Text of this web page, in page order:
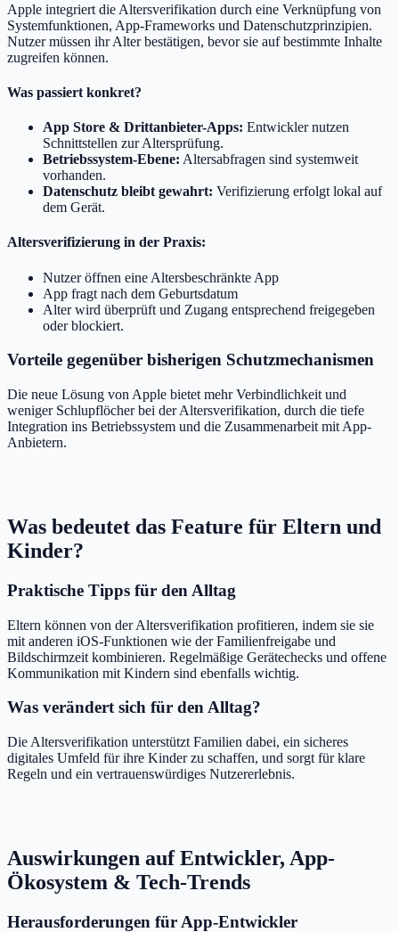
Apple integriert die Altersverifikation durch eine Verknüpfung von
Systemfunktionen, App-Frameworks und Datenschutzprinzipien.
Nutzer müssen ihr Alter bestätigen, bevor sie auf bestimmte Inhalte
zugreifen können.
Was passiert konkret?
App Store & Drittanbieter-Apps: Entwickler nutzen
Schnittstellen zur Altersprüfung.
Betriebssystem-Ebene: Altersabfragen sind systemweit
vorhanden.
Datenschutz bleibt gewahrt: Verifizierung erfolgt lokal auf
dem Gerät.
Altersverifizierung in der Praxis:
Nutzer öffnen eine Altersbeschränkte App
App fragt nach dem Geburtsdatum
Alter wird überprüft und Zugang entsprechend freigegeben
oder blockiert.
Vorteile gegenüber bisherigen Schutzmechanismen
Die neue Lösung von Apple bietet mehr Verbindlichkeit und
weniger Schlupflöcher bei der Altersverifikation, durch die tiefe
Integration ins Betriebssystem und die Zusammenarbeit mit App-
Anbietern.
Was bedeutet das Feature für Eltern und
Kinder?
Praktische Tipps für den Alltag
Eltern können von der Altersverifikation profitieren, indem sie sie
mit anderen iOS-Funktionen wie der Familienfreigabe und
Bildschirmzeit kombinieren. Regelmäßige Gerätechecks und offene
Kommunikation mit Kindern sind ebenfalls wichtig.
Was verändert sich für den Alltag?
Die Altersverifikation unterstützt Familien dabei, ein sicheres
digitales Umfeld für ihre Kinder zu schaffen, und sorgt für klare
Regeln und ein vertrauenswürdiges Nutzererlebnis.
Auswirkungen auf Entwickler, App-
Ökosystem & Tech-Trends
Herausforderungen für App-Entwickler